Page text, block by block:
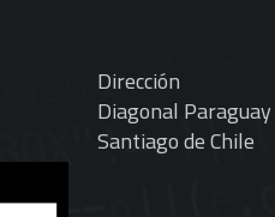
Dirección
Diagonal
Santiago de Chile